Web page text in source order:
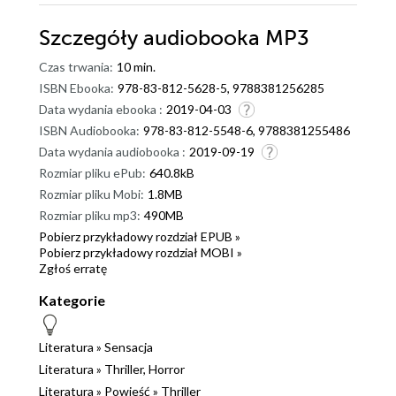
Nie ma więc się co dziwić, że Susan jest zamkniętą w
sobie i niepewną siebie kobietą. To zbrodniarka,
która nie potrafi przypomnieć sobie swojej zbrodni.
Gdy więc pewnego dnia znajduje kopertę ze zdjęciem
chłopca podpisanym imieniem jej syna, ożywa w niej
irracjonalna nadzieja. Zaczyna się wielka podróż w
głąb wspomnień, historii rodzinnych i przede
wszystkim w głąb siebie. Szalone teorie ze strony na
stronę stają się coraz bardziej prawdopodobne. Czy
to możliwe, by synek Susan żył? Co w takim razie
wydarzyło się tamtej fatalnej nocy? Czy Susan może
zaufać swojemu własnemu rozumowi, czy też mózg
po raz kolejny chce zwieść ją na manowce? Komu
należy wierzyć, a kto ją okłamuje? Tak cię straciłam to
Szczegóły audiobooka MP3
Czas trwania: 10 min.
ISBN Ebooka: 978-83-812-5628-5, 9788381256285
Data wydania ebooka : 2019-04-03
ISBN Audiobooka: 978-83-812-5548-6, 9788381255486
Data wydania audiobooka : 2019-09-19
Rozmiar pliku ePub: 640.8kB
Rozmiar pliku Mobi: 1.8MB
Rozmiar pliku mp3: 490MB
Pobierz przykładowy rozdział EPUB »
Pobierz przykładowy rozdział MOBI »
Zgłoś erratę
Kategorie
Literatura » Sensacja
Literatura » Thriller, Horror
Literatura » Powieść » Thriller